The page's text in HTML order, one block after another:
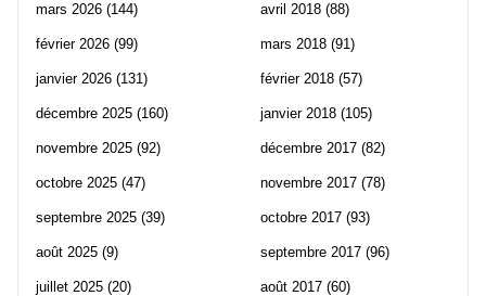
mars 2026 (144)
février 2026 (99)
janvier 2026 (131)
décembre 2025 (160)
novembre 2025 (92)
octobre 2025 (47)
septembre 2025 (39)
août 2025 (9)
juillet 2025 (20)
avril 2018 (88)
mars 2018 (91)
février 2018 (57)
janvier 2018 (105)
décembre 2017 (82)
novembre 2017 (78)
octobre 2017 (93)
septembre 2017 (96)
août 2017 (60)